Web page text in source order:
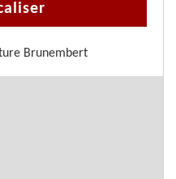
Brunembert